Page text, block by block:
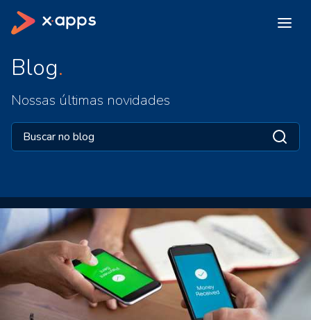
Blog
Nossas últimas novidades